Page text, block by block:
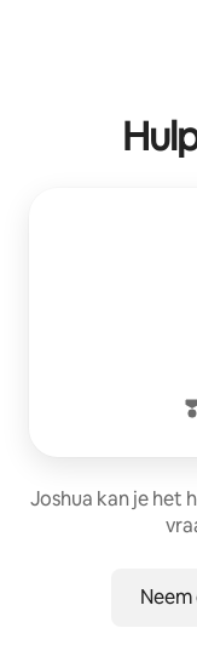
Joshua kan je het